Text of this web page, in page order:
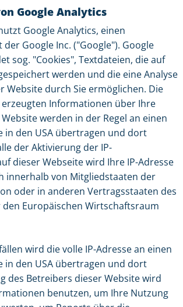
Google Analytics
Google Analytics, einen
Google Inc. ("Google"). Google
sog. "Cookies", Textdateien, die auf
werden und die eine Analyse
Website durch Sie ermöglichen. Die
Informationen über Ihre
werden in der Regel an einen
in den USA übertragen und dort
der Aktivierung der IP-
dieser Webseite wird Ihre IP-Adresse
innerhalb von Mitgliedstaaten der
oder in anderen Vertragsstaaten des
Europäischen Wirtschaftsraum
wird die volle IP-Adresse an einen
in den USA übertragen und dort
des Betreibers dieser Website wird
benutzen, um Ihre Nutzung